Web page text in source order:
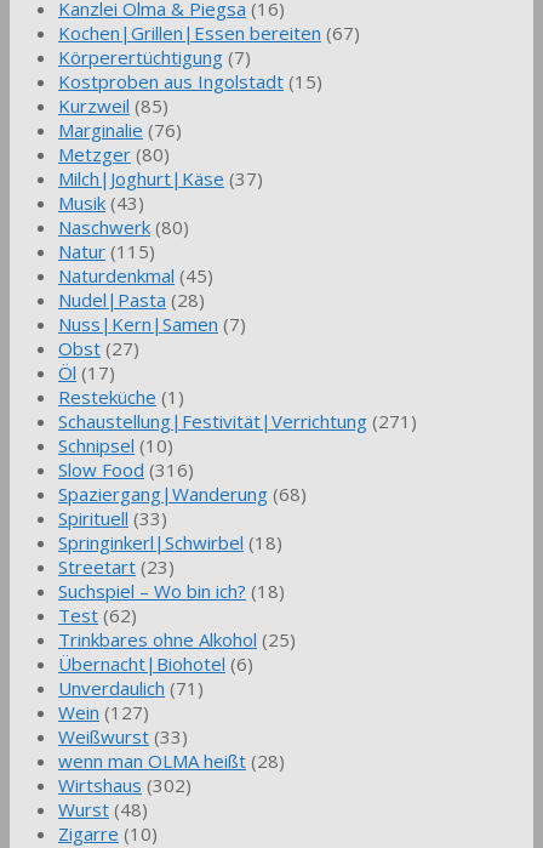
Kanzlei Olma & Piegsa (16)
Kochen|Grillen|Essen bereiten (67)
Körperertüchtigung (7)
Kostproben aus Ingolstadt (15)
Kurzweil (85)
Marginalie (76)
Metzger (80)
Milch|Joghurt|Käse (37)
Musik (43)
Naschwerk (80)
Natur (115)
Naturdenkmal (45)
Nudel|Pasta (28)
Nuss|Kern|Samen (7)
Obst (27)
Öl (17)
Resteküche (1)
Schaustellung|Festivität|Verrichtung (271)
Schnipsel (10)
Slow Food (316)
Spaziergang|Wanderung (68)
Spirituell (33)
Springinkerl|Schwirbel (18)
Streetart (23)
Suchspiel – Wo bin ich? (18)
Test (62)
Trinkbares ohne Alkohol (25)
Übernacht|Biohotel (6)
Unverdaulich (71)
Wein (127)
Weißwurst (33)
wenn man OLMA heißt (28)
Wirtshaus (302)
Wurst (48)
Zigarre (10)